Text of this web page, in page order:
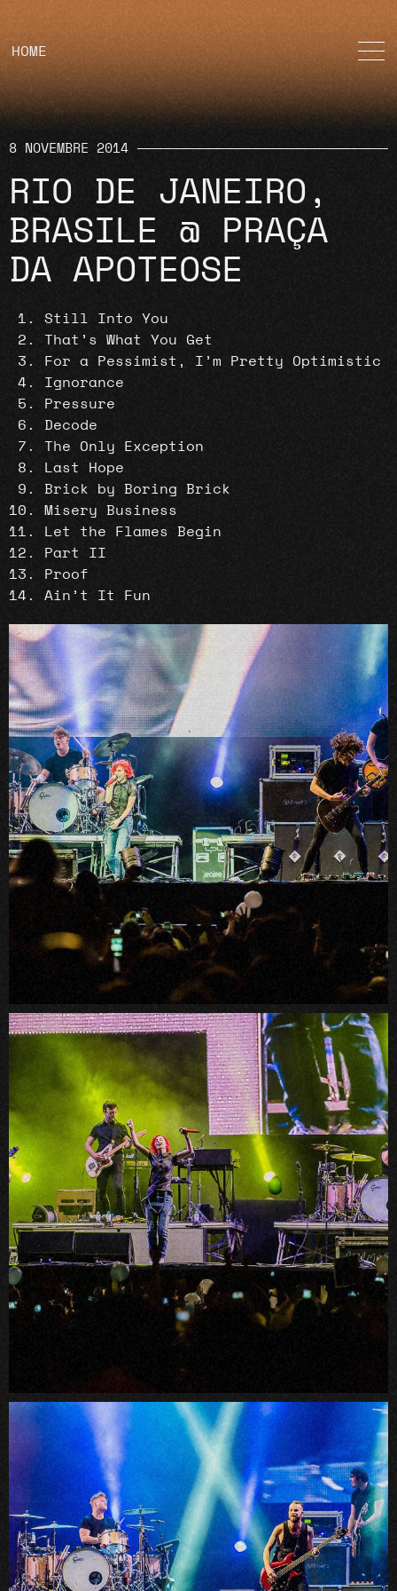
HOME
8 NOVEMBRE 2014
RIO DE JANEIRO,
BRASILE @ PRAÇA
DA APOTEOSE
Still Into You
That’s What You Get
For a Pessimist, I’m Pretty Optimistic
Ignorance
Pressure
Decode
The Only Exception
Last Hope
Brick by Boring Brick
Misery Business
Let the Flames Begin
Part II
Proof
Ain’t It Fun